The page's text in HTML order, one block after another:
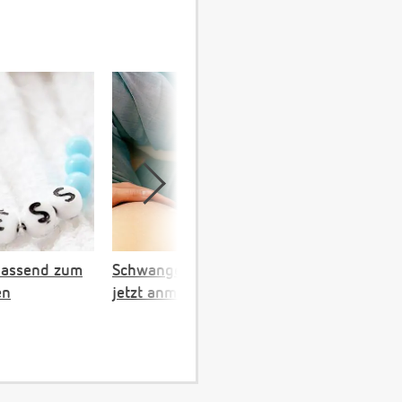
zum
Schwangerschaftskalender:
jetzt anmelden